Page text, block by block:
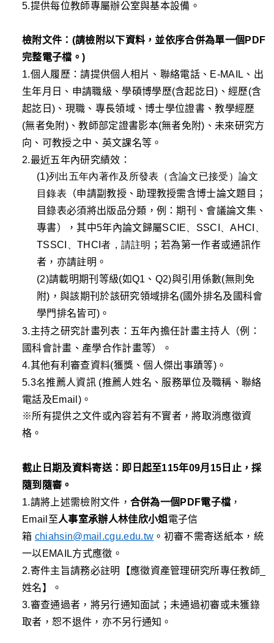
5.提供每位教師專屬辦公室與基本設備。
檢附文件： (請檢附以下資料，並依序合併為單一個 PDF
完整電子檔 。 )
1.個人履歷：請提供個人相片、聯絡電話、E-MAIL、 出
生年月日 、 申請職級、學碩博學歷(含起訖日) 、經歷(含
起訖日) 、 現職 、專長領域、博士學位證書 、教學經歷
(無者免附)、教師部定證書影本(無者免附) 、 未來研究方
向 、 可教授之中、 英文課名等 。
2.最近五年內研究績效：
(1)列出五年內著作及所發表（含論文已接受）論文
目錄表 （申請副教授、助理教授需含博士論文題目；
目錄表必須將出版品分類， 例：期刊、會議論文集、
專書） ，其中5年內論文歸屬SCI E、SSCI、AHCI、
TSSCI、THCI者，請註明 ；若為第一作者或通訊作
者，亦請註明。
(2)請載明期刊等級(如Q1、Q2)與引用係數(無則免
附)，與該期刊於該研究領域排名(國外排名及 國科會
學門排名皆可)。
3.主持之研究計畫列表：五年內擔任計畫主持人
（例
：
國科會計畫、產學合作計畫等）
。
4.其他有利審查資料(獲獎、個人傑出事蹟等) 。
5.3名推薦人資訊(推薦人姓名、服務單位及職稱、聯絡
電話及Email )。
※所有提供之文件或內容若有不實者，將取消應徵資
格。
截止日期及資料寄送： 即日起至115年09月15 日止 ，採
隨到隨審 。
1.請將上述需檢附文件 ， 合併為一個 PDF電子檔 ，
Email 至人事室承辦人林佳欣小姐 電子信
箱 chiahsin@mail.cgu.edu.tw 。 初審不需寄送紙本，統
一以EMAIL方式應徵。
2.寄件主旨請務必註明 【應徵資產管理研究所專任教師
姓名】
。
3.審查通過者，將另行通知面試；未通過初審或未獲錄
取者，恕不退件，亦不另行通知。